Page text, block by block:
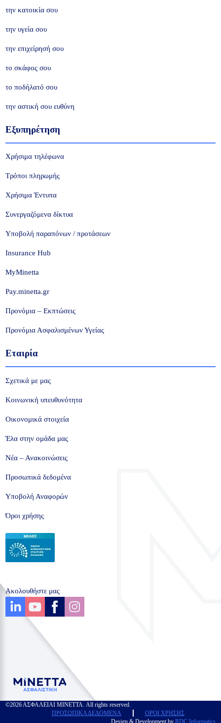
Ακολουθήστε μας
την κατοικία σου
την υγεία σου
την επιχείρησή σου
το σκάφος σου
το ποδήλατό σου
την αστική σου ευθύνη
Εξυπηρέτηση
Χρήσιμα τηλέφωνα
Τρόποι πληρωμής
Χρήσιμα Έντυπα
Συνεργαζόμενα δίκτυα
Υποβολή παραπόνων / προτάσεων
Insurance Hub
MyMinetta
Pay.minetta.gr
Προνόμια – Εκπτώσεις
Προνόμια Ασφαλισμένων Υγείας
Εταιρία
Σχετικά με μας
Κοινωνική υπευθυνότητα
Οικονομικά στοιχεία
Έλα στην ομάδα μας
Νέα – Ανακοινώσεις
Προσωπικά δεδομένα
Υποβολή Αναφορών
Όροι χρήσης
©2026 ΑΣΦΑΛΕΙΑΙ ΜΙΝΕΤΤΑ. All rights reserved.
ΠΡΟΣΩΠΙΚΑ ΔΕΔΟΜΕΝΑ
ΟΡΟΙ ΧΡΗΣΗΣ
Design & Development by RDC Informatics